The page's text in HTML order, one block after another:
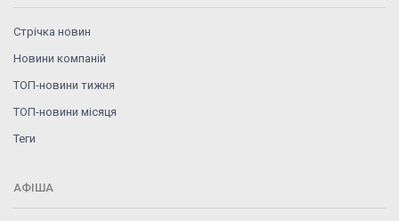
Стрічка новин
Новини компаній
ТОП-новини тижня
ТОП-новини місяця
Теги
АФІША